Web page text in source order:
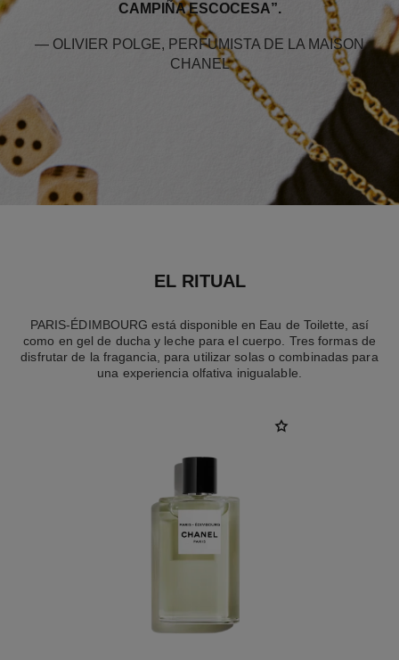
CAMPIÑA ESCOCESA”.
— OLIVIER POLGE, PERFUMISTA DE LA MAISON
CHANEL
EL RITUAL
PARIS-ÉDIMBOURG está disponible en Eau de Toilette, así
como en gel de ducha y leche para el cuerpo. Tres formas de
disfrutar de la fragancia, para utilizar solas o combinadas para
una experiencia olfativa inigualable.